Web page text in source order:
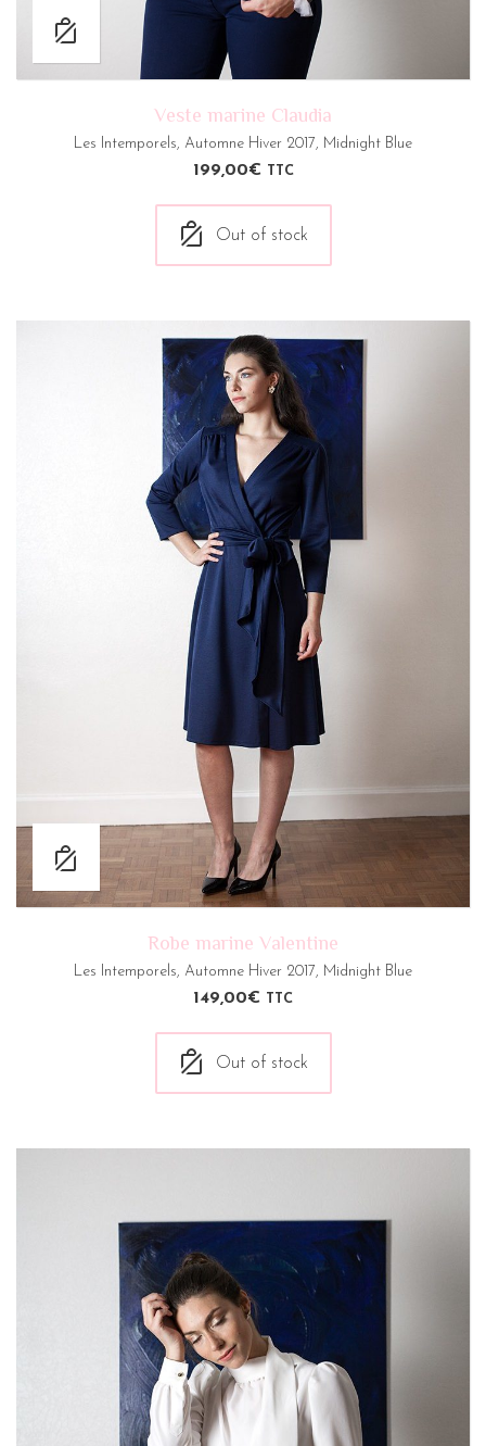
Veste marine Claudia
Les Intemporels, Automne Hiver 2017, Midnight Blue
199,00€ TTC
Out of stock
Robe marine Valentine
Les Intemporels, Automne Hiver 2017, Midnight Blue
149,00€ TTC
Out of stock